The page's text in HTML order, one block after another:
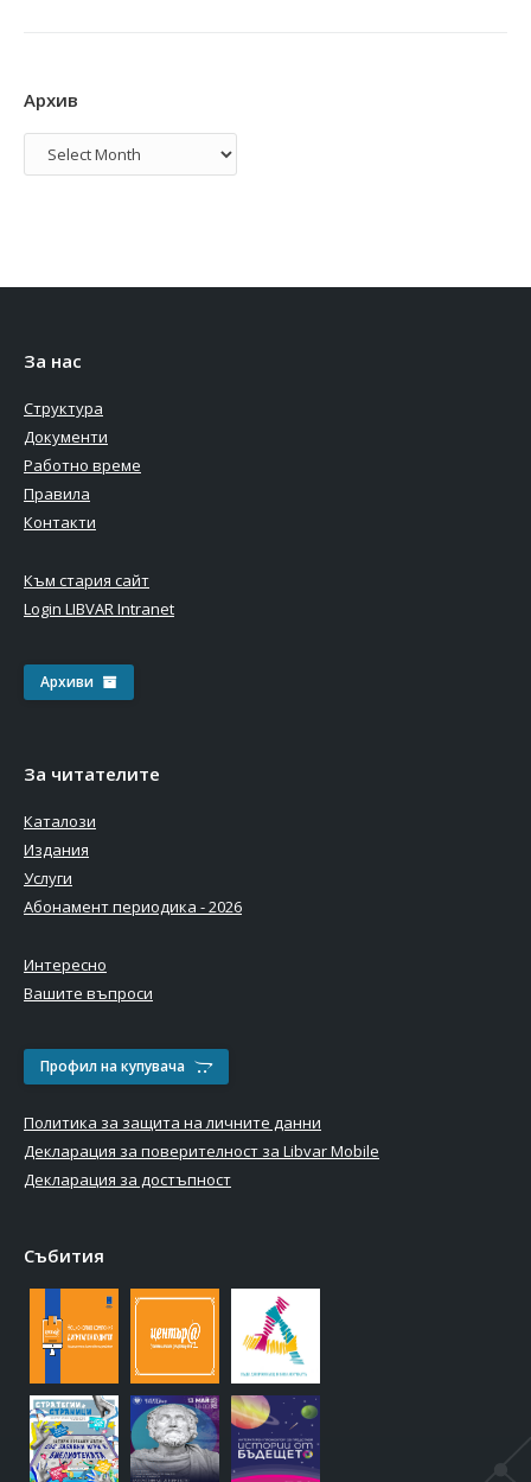
Архив
Архив
За нас
Структура
Документи
Работно време
Правила
Контакти
Към стария сайт
Login LIBVAR Intranet
Архиви
За читателите
Каталози
Издания
Услуги
Абонамент периодика - 2026
Интересно
Вашите въпроси
Профил на купувача
Политика за защита на личните данни
Декларация за поверителност за Libvar Mobile
Декларация за достъпност
Събития